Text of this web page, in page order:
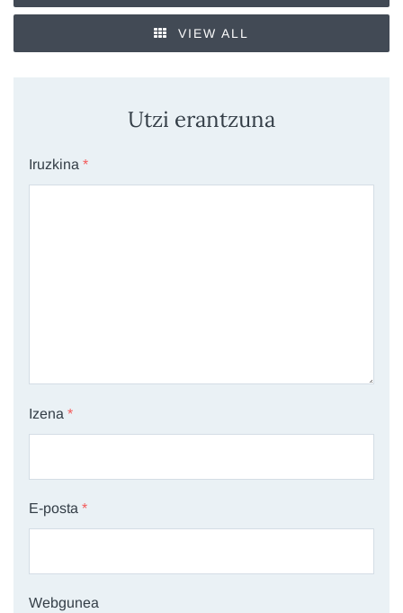
VIEW ALL
Utzi erantzuna
Iruzkina *
Izena *
E-posta *
Webgunea